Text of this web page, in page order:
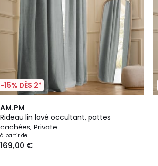
-15% DÈS 2*
AM.PM
Rideau lin lavé occultant, pattes
cachées, Private
à partir de
169,00 €
4,5
/ 5
5
Couleurs